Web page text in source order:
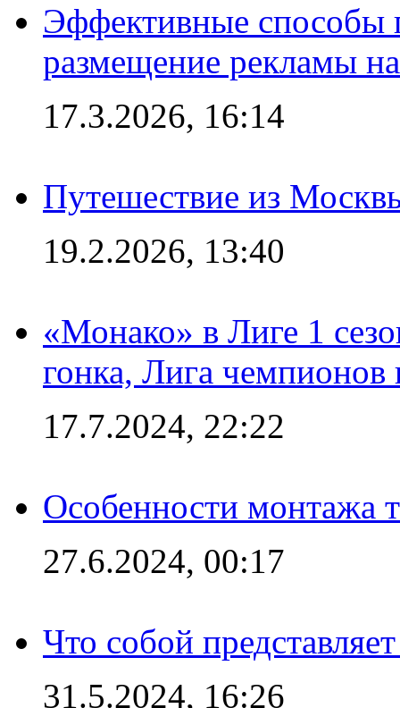
Эффективные способы
размещение рекламы
17.3.2026, 16:14
Путешествие из
19.2.2026, 13:40
«Монако» в Лиге 1
гонка, Лига чемпионов
17.7.2024, 22:22
Особенности монтажа
27.6.2024, 00:17
Что собой
31.5.2024, 16:26